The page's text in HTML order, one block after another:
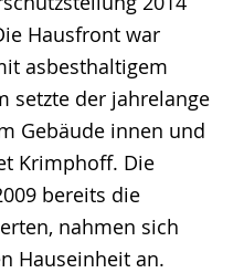
Hausfront war
asbesthaltigem
setzte der jahrelange
Gebäude innen und
Krimphoff. Die
bereits die
nahmen sich
Hauseinheit an.